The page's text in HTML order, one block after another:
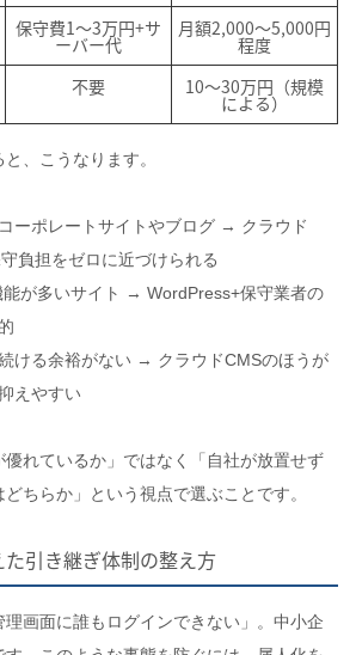
保守費1〜3万円+サ
ーバー代
月額2,000〜5,000円
程度
不要 10〜30万円（規模
による）
、こうなります。
ーポレートサイトやブログ → クラウド
負担をゼロに近づけられる
能が多いサイト → WordPress+保守業者の
ける余裕がない → クラウドCMSのほうが
えやすい
れているか」ではなく「自社が放置せず
ちらか」という視点で選ぶことです。
引き継ぎ体制の整え方
理画面に誰もログインできない」。中小企